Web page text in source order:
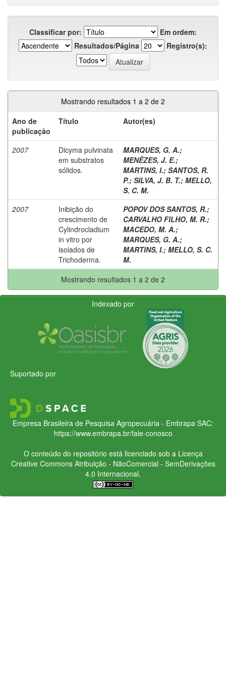
Classificar por:
Em ordem:
Resultados/Página
Registro(s):
Mostrando resultados 1 a 2 de 2
Ano de
publicação
Título Autor(es)
2007
Dicyma pulvinata
em substratos
sólidos.
MARQUES, G. A.;
MENÊZES, J. E.;
MARTINS, I.; SANTOS, R.
P.; SILVA, J. B. T.; MELLO,
S. C. M.
2007
Inibição do
crescimento de
Cylindrocladium
in vitro por
isolados de
Trichoderma.
POPOV DOS SANTOS, R.;
CARVALHO FILHO, M. R.;
MACEDO, M. A.;
MARQUES, G. A.;
MARTINS, I.; MELLO, S. C.
M.
Mostrando resultados 1 a 2 de 2
Indexado por
Suportado por
Empresa Brasileira de Pesquisa Agropecuária - Embrapa SAC:
https://www.embrapa.br/fale-conosco
O conteúdo do repositório está licenciado sob a Licença
Creative CommonsAtribuição - NãoComercial - SemDerivações
4.0 Internacional.